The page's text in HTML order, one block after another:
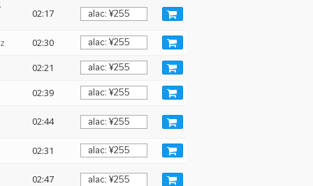
02:17
02:30
02:21
02:39
02:44
02:31
02:47